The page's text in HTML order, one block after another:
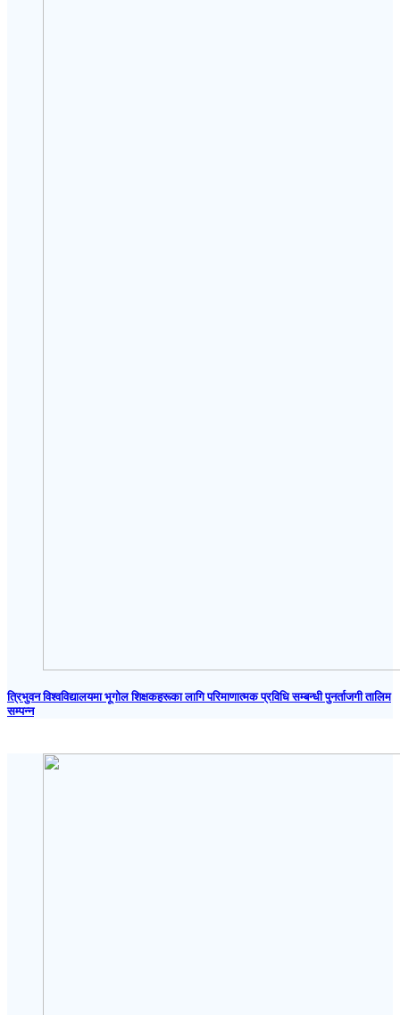
त्रिभुवन विश्वविद्यालयमा भूगोल शिक्षकहरूका लागि परिमाणात्मक प्रविधि सम्बन्धी पुनर्ताजगी तालिम
सम्पन्न